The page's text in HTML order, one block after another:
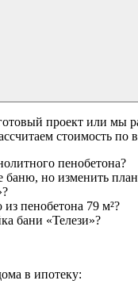
проект или мы
стоимость по
пенобетона?
но изменить
пенобетона 79 м²?
бани «Телези»?
в ипотеку: